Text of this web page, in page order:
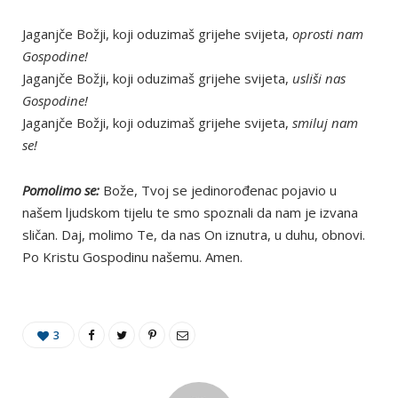
Jaganjče Božji, koji oduzimaš grijehe svijeta, oprosti nam
Gospodine!
Jaganjče Božji, koji oduzimaš grijehe svijeta, usliši nas
Gospodine!
Jaganjče Božji, koji oduzimaš grijehe svijeta, smiluj nam
se!
Pomolimo se: Bože, Tvoj se jedinorođenac pojavio u
našem ljudskom tijelu te smo spoznali da nam je izvana
sličan. Daj, molimo Te, da nas On iznutra, u duhu, obnovi.
Po Kristu Gospodinu našemu. Amen.
3